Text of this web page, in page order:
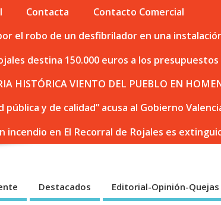
Contacta
Contacto Comercial
el robo de un desfibrilador en una
destina 150.000 euros a los
HISTÓRICA VIENTO DEL PUEBLO EN
pública y de calidad” acusa al Gobierno
incendio en El Recorral de Rojales es
Destacados Editorial-Opinión-Quejas